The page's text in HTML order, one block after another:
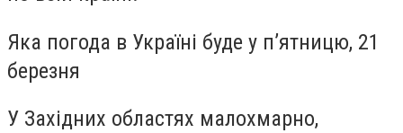
Яка погода в Україні буде у п’ятницю, 21
березня
У Західних областях малохмарно,